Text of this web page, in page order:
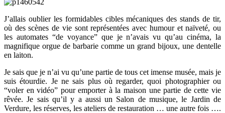
J’allais oublier les formidables cibles mécaniques des stands de tir,
où des scènes de vie sont représentées avec humour et naïveté, ou
les automates “de voyance” que je n’avais vu qu’au cinéma, la
magnifique orgue de barbarie comme un grand bijoux, une dentelle
en laiton.
Je sais que je n’ai vu qu’une partie de tous cet imense musée, mais je
suis étourdie. Je ne sais plus où regarder, quoi photographier ou
“voler en vidéo” pour emporter à la maison une partie de cette vie
rêvée. Je sais qu’il y a aussi un Salon de musique, le Jardin de
Verdure, les réserves, les ateliers de restauration … une autre fois ….